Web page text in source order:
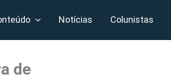
Notícias Colunistas
de